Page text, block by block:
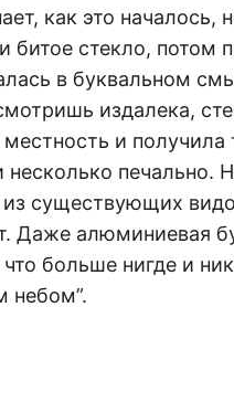
как это началось,
битое стекло, потом
в буквальном
издалека,
и получила
несколько печально.
существующих
Даже алюминиевая
больше нигде и
небом”.